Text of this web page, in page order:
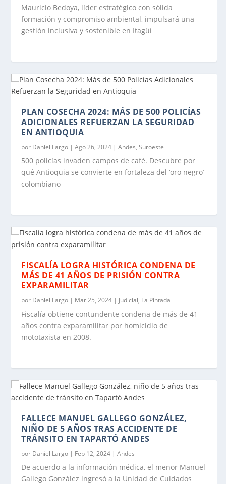
Mauricio Bedoya, líder estratégico con sólida
formación y compromiso ambiental, impulsará una
gestión inclusiva y sostenible en Itagüí
PLAN COSECHA 2024: MÁS DE 500 POLICÍAS
ADICIONALES REFUERZAN LA SEGURIDAD
EN ANTIOQUIA
por Daniel Largo |Ago 26, 2024 |Andes,Suroeste
500 policías invaden campos de café. Descubre por
qué Antioquia se convierte en fortaleza del ‘oro negro’
colombiano
FISCALÍA LOGRA HISTÓRICA CONDENA DE
MÁS DE 41 AÑOS DE PRISIÓN CONTRA
EXPARAMILITAR
por Daniel Largo | Mar 25, 2024 | Judicial, La Pintada
Fiscalía obtiene contundente condena de más de 41
años contra exparamilitar por homicidio de
mototaxista en 2008.
FALLECE MANUEL GALLEGO GONZÁLEZ,
NIÑO DE 5 AÑOS TRAS ACCIDENTE DE
TRÁNSITO EN TAPARTÓ ANDES
por Daniel Largo | Feb 12, 2024 |Andes
De acuerdo a la información médica, el menor Manuel
Gallego González ingresó a la Unidad de Cuidados